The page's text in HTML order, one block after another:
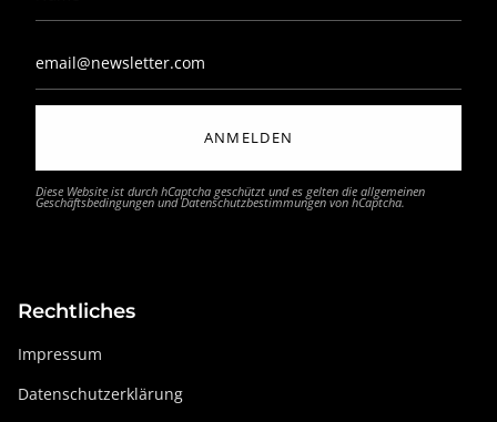
ANMELDEN
Diese Website ist durch hCaptcha geschützt und es gelten die allgemeinen
Geschäftsbedingungen undDatenschutzbestimmungen von hCaptcha.
Rechtliches
Impressum
Datenschutzerklärung